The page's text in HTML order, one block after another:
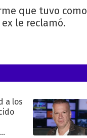
que tuvo como
le reclamó.
a los